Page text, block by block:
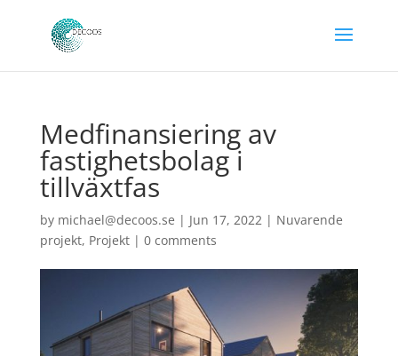
Medfinansiering av
fastighetsbolag i
tillväxtfas
by michael@decoos.se | Jun 17, 2022| Nuvarende
projekt, Projekt| 0 comments